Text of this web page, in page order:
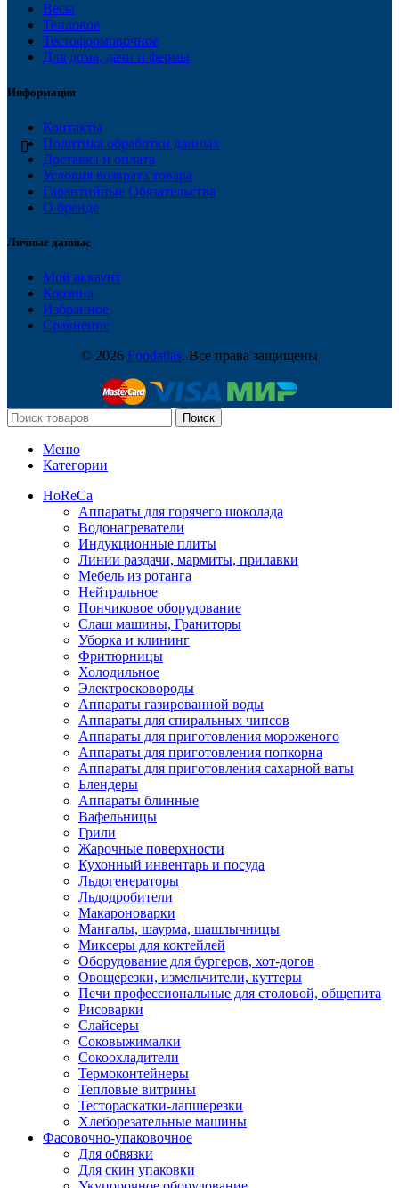
Весы
Тепловое
Тестоформовочное
Для дома, дачи и фермы
Информация
Контакты
Политика обработки данных
Доставка и оплата
Условия возврата товара
Гарантийные Обязательства
О бренде
Личные данные
Мой аккаунт
Корзина
Избранное
Сравнение
© 2026 Foodatlas. Все права защищены
Поиск
Меню
Категории
HoReCa
Аппараты для горячего шоколада
Водонагреватели
Индукционные плиты
Линии раздачи, мармиты, прилавки
Мебель из ротанга
Нейтральное
Пончиковое оборудование
Слаш машины, Граниторы
Уборка и клининг
Фритюрницы
Холодильное
Электросковороды
Аппараты газированной воды
Аппараты для спиральных чипсов
Аппараты для приготовления мороженого
Аппараты для приготовления попкорна
Аппараты для приготовления сахарной ваты
Блендеры
Аппараты блинные
Вафельницы
Грили
Жарочные поверхности
Кухонный инвентарь и посуда
Льдогенераторы
Льдодробители
Макароноварки
Мангалы, шаурма, шашлычницы
Миксеры для коктейлей
Оборудование для бургеров, хот-догов
Овощерезки, измельчители, куттеры
Печи профессиональные для столовой, общепита
Рисоварки
Слайсеры
Соковыжималки
Сокоохладители
Термоконтейнеры
Тепловые витрины
Тестораскатки-лапшерезки
Хлеборезательные машины
Фасовочно-упаковочное
Для обвязки
Для скин упаковки